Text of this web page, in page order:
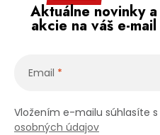
Aktuálne novinky a
akcie na váš e-mail
Email
Vložením e-mailu súhlasíte s
osobných údajov